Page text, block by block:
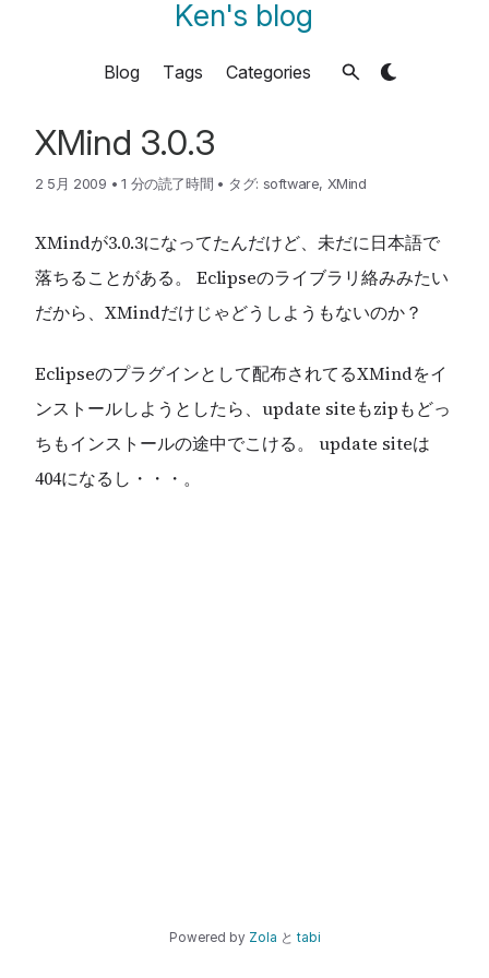
Ken's blog
Blog Tags Categories
XMind 3.0.3
2 5月 2009 • 1 分の読了時間 • タグ: software, XMind
XMindが3.0.3になってたんだけど、未だに日本語で
落ちることがある。 Eclipseのライブラリ絡みみたい
だから、XMindだけじゃどうしようもないのか？
Eclipseのプラグインとして配布されてるXMindをイ
ンストールしようとしたら、update siteもzipもどっ
ちもインストールの途中でこける。 update siteは
404になるし・・・。
Powered by Zola と tabi